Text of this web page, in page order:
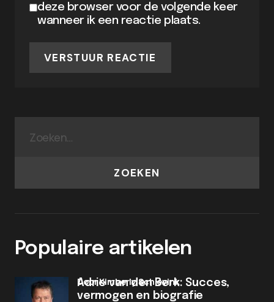
deze browser voor de volgende keer
wanneer ik een reactie plaats.
VERSTUUR REACTIE
ZOEKEN
Populaire artikelen
Adrie van den Berk: Succes,
vermogen en biografie
door Kimberly Schievink